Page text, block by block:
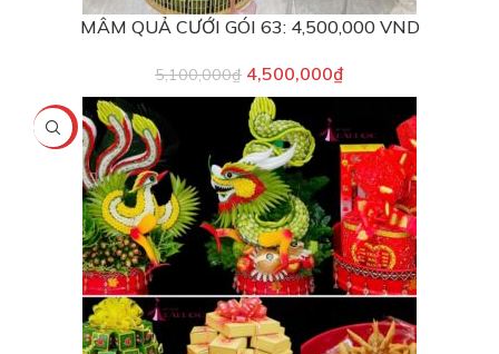
MÂM QUẢ CƯỚI GÓI 63: 4,500,000 VND
5,100,000₫ 4,500,000₫
-12%